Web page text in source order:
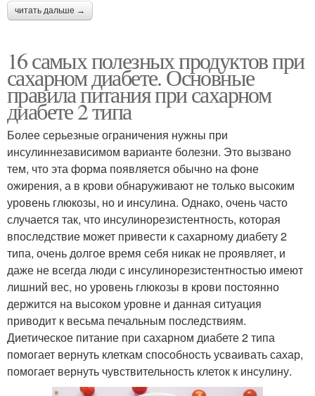
читать дальше →
16 самых полезных продуктов при
сахарном диабете. Основные
правила питания при сахарном
диабете 2 типа
Более серьезные ограничения нужны при
инсулиннезависимом варианте болезни. Это вызвано
тем, что эта форма появляется обычно на фоне
ожирения, а в крови обнаруживают не только высоким
уровень глюкозы, но и инсулина. Однако, очень часто
случается так, что инсулинорезистентность, которая
впоследствие может привести к сахарному диабету 2
типа, очень долгое время себя никак не проявляет, и
даже не всегда люди с инсулинорезистентностью имеют
лишний вес, но уровень глюкозы в крови постоянно
держится на высоком уровне и данная ситуация
приводит к весьма печальным последствиям.
Диетическое питание при сахарном диабете 2 типа
помогает вернуть клеткам способность усваивать сахар,
помогает вернуть чувствительность клеток к инсулину.